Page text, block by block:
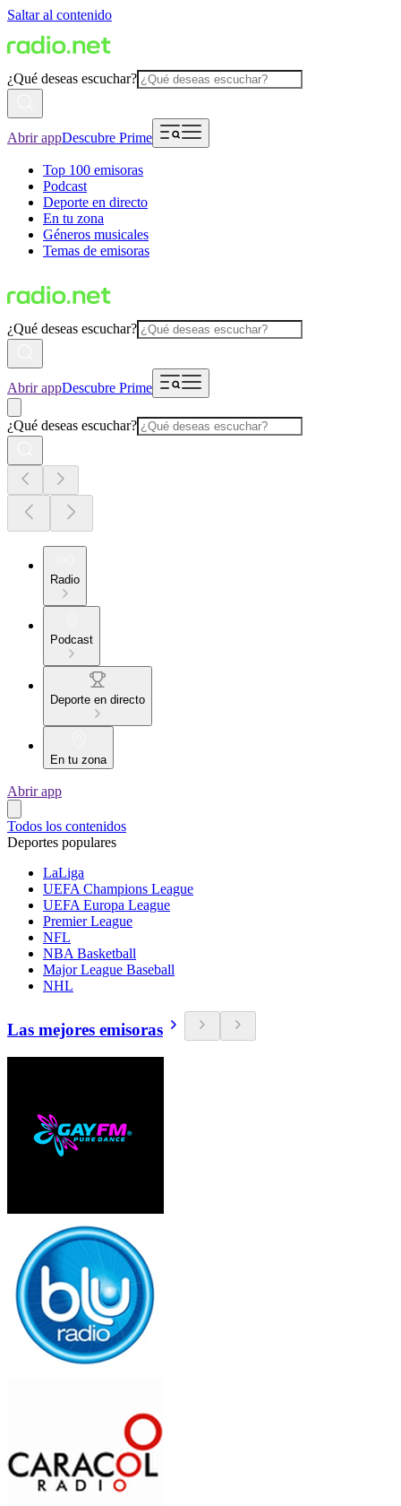
Saltar al contenido
¿Qué deseas escuchar?
Abrir appDescubre Prime
Top 100 emisoras
Podcast
Deporte en directo
En tu zona
Géneros musicales
Temas de emisoras
¿Qué deseas escuchar?
Abrir appDescubre Prime
¿Qué deseas escuchar?
Radio
Podcast
Deporte en directo
En tu zona
Abrir app
Todos los contenidos
Deportes populares
LaLiga
UEFA Champions League
UEFA Europa League
Premier League
NFL
NBA Basketball
Major League Baseball
NHL
Las mejores emisoras